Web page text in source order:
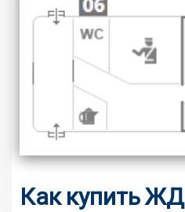
Как купить